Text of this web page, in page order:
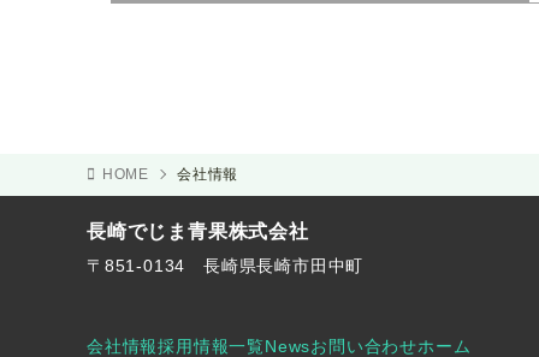
HOME 会社情報
長崎でじま青果株式会社
〒851-0134 長崎県長崎市田中町
会社情報採用情報一覧Newsお問い合わせホーム